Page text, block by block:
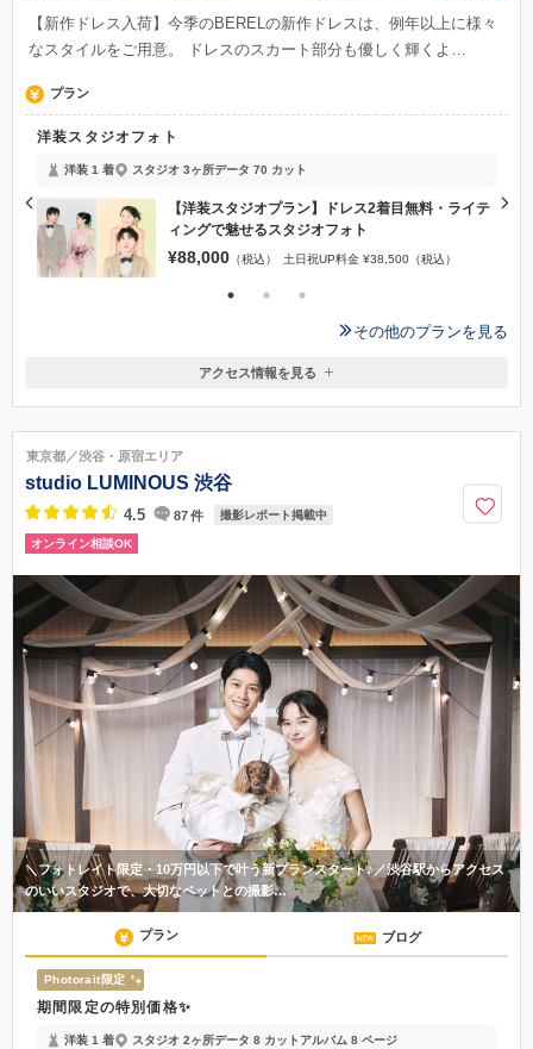
【新作ドレス入荷】今季のBERELの新作ドレスは、例年以上に様々
なスタイルをご用意。 ドレスのスカート部分も優しく輝くよ…
プラン
洋装スタジオフォト
洋装 1 着 スタジオ 3ヶ所データ 70 カット
【洋装スタジオプラン】ドレス2着目無料・ライテ
ィングで魅せるスタジオフォト
¥88,000 （税込） 土日祝UP料金 ¥38,500（税込）
その他のプランを見る
東京都渋谷区千駄ヶ谷3-2-4 ミッテウメハラ3F
徒歩10分
050-5482-9969
アクセス情報を見る
東京都／渋谷・原宿エリア
studio LUMINOUS 渋谷
4.5 87件 撮影レポート掲載中
オンライン相談OK
＼フォトレイト限定・10万円以下で叶う新プランスタート♪／渋谷駅からアクセス
のいいスタジオで、大切なペットとの撮影…
プラン ブログ
Photorait限定
期間限定の特別価格✨
洋装 1 着 スタジオ 2ヶ所データ 8 カット アルバム 8 ページ